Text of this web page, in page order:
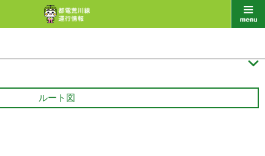

ルート図